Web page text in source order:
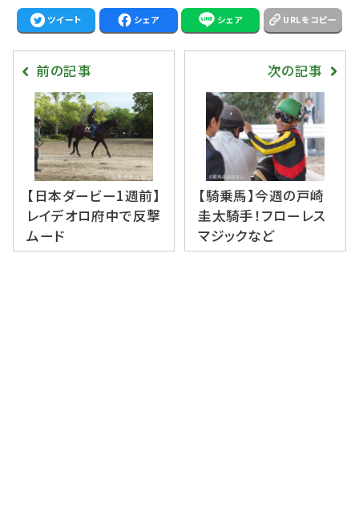
ツイート シェア シェア URLをコピー
前の記事
【日本ダービー1週前】
レイデオロ府中で反撃
ムード
次の記事
【騎乗馬】今週の戸崎
圭太騎手！フローレス
マジックなど